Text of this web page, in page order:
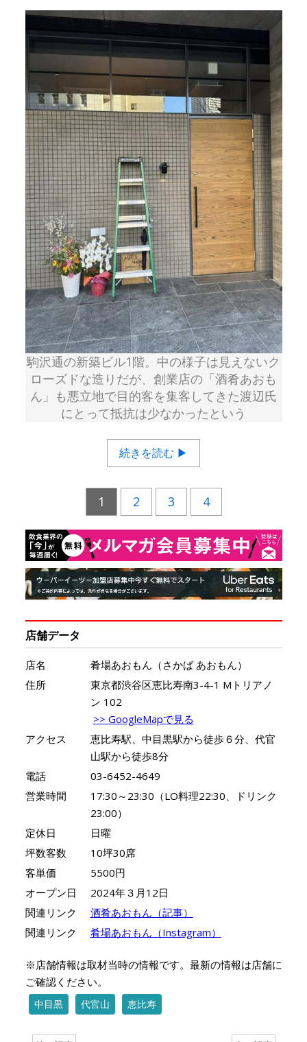
駒沢通の新築ビル1階。中の様子は見えないク
ローズドな造りだが、創業店の「酒肴あおも
ん」も悪立地で目的客を集客してきた渡辺氏
にとって抵抗は少なかったという
続きを読む ▶
1 2 3 4
店舗データ
店名
肴場あおもん（さかば あおもん）
住所
東京都渋谷区恵比寿南3-4-1 Mトリアノ
ン 102
>> GoogleMapで見る
アクセス
恵比寿駅、中目黒駅から徒歩６分、代官
山駅から徒歩8分
電話
03-6452-4649
営業時間
17:30～23:30（LO料理22:30、ドリンク
23:00）
定休日
日曜
坪数客数
10坪30席
客単価
5500円
オープン日
2024年３月12日
関連リンク
酒肴あおもん（記事）
関連リンク
肴場あおもん（Instagram）
※店舗情報は取材当時の情報です。最新の情報は店舗に
ご確認ください。
中目黒 代官山 恵比寿